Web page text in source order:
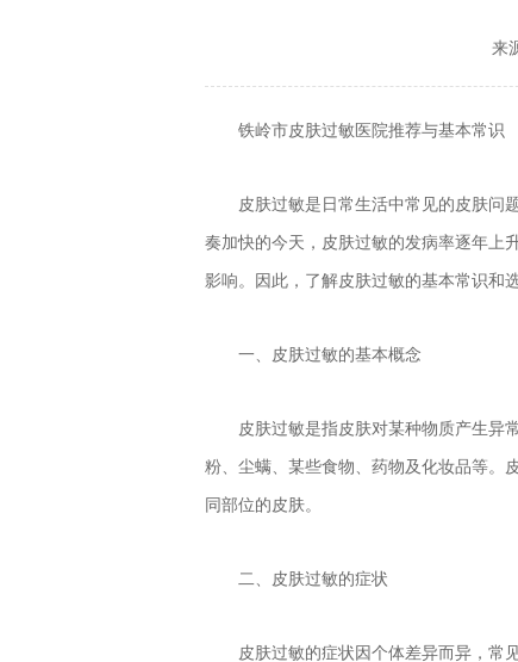
来
铁岭市皮肤过敏医院推荐与基本常识
皮肤过敏是日常生活中常见的皮肤问
奏加快的今天，皮肤过敏的发病率逐年上
影响。因此，了解皮肤过敏的基本常识和
一、皮肤过敏的基本概念
皮肤过敏是指皮肤对某种物质产生异
粉、尘螨、某些食物、药物及化妆品等。
同部位的皮肤。
二、皮肤过敏的症状
皮肤过敏的症状因个体差异而异，常